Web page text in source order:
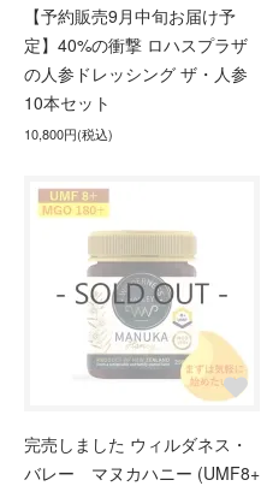
【予約販売9月中旬お届け予
定】40%の衝撃 ロハスプラザ
の人参ドレッシング ザ・人参
10本セット
10,800円(税込)
完売しました ウィルダネス・
バレー マヌカハニー (UMF8+